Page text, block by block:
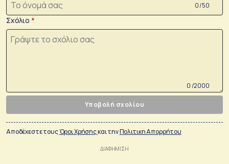
0 /50
Σχόλιο
0 /2000
Υποβολή σχολίου
Αποδέχεστε τουςΌροι Χρήσηςκαι τηνΠολιτικη Απορρήτου